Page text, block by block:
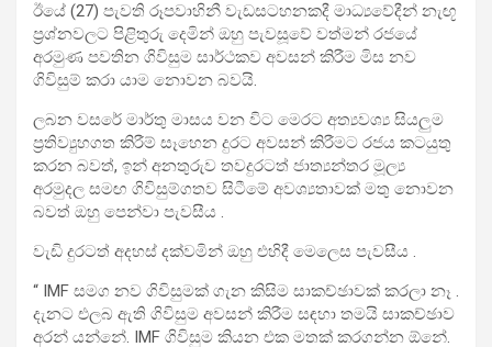
ඊයේ (27) පැවති රූපවාහිනී වැඩසටහනකදී මාධ්‍යවේදීන් නැඟූ
ප්‍රශ්නවලට පිළිතුරු දෙමින් ඔහු පැවසූවේ වත්මන් රජයේ
අරමුණ පවතින ගිවිසුම සාර්ථකව අවසන් කිරීම මිස නව
ගිවිසුම් කරා යාම නොවන බවයි.
ලබන වසරේ මාර්තු මාසය වන විට මෙරට අත්‍යවශ්‍ය සියලුම
ප්‍රතිව්‍යුහගත කිරීම් සෑහෙන දුරට අවසන් කිරීමට රජය කටයුතු
කරන බවත්, ඉන් අනතුරුව තවදුරටත් ජාත්‍යන්තර මූල්‍ය
අරමුදල සමඟ ගිවිසුම්ගතව සිටීමේ අවශ්‍යතාවක් මතු නොවන
බවත් ඔහු පෙන්වා පැවසීය .
වැඩි දුරටත් අදහස් දක්වමින් ඔහු එහිදී මෙලෙස පැවසීය .
“ IMF සමග නව ගිවිසුමක් ගැන කිසිම සාකච්ඡාවක් කරලා නෑ .
දැනට එලබ ඇති ගිවිසුම අවසන් කිරීම සඳහා තමයි සාකච්ඡාව
අරන් යන්නේ. IMF ගිවිසුම කියන එක මතක් කරගන්න ඕනේ.